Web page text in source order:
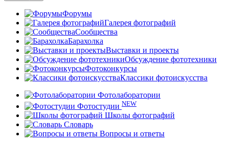
Форумы
Галерея фотографий
Сообщества
Барахолка
Выставки и проекты
Обсуждение фототехники
Фотоконкурсы
Классики фотоискусства
Фотолаборатории
Фотостудии NEW
Школы фотографий
Словарь
Вопросы и ответы